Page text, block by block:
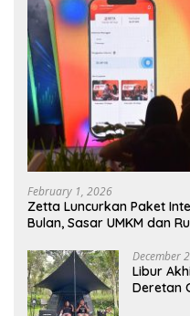
February 1, 2026
Zetta Luncurkan Paket
Bulan, Sasar UMKM dan
December
Libur
Deretan